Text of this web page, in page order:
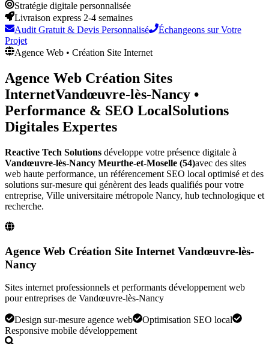
Stratégie digitale personnalisée
Livraison express 2-4 semaines
Audit Gratuit & Devis Personnalisé
Échangeons sur Votre
Projet
Agence Web • Création Site Internet
Agence Web Création Sites
InternetVandœuvre-lès-Nancy •
Performance & SEO LocalSolutions
Digitales Expertes
Reactive Tech Solutions développe votre présence digitale à
Vandœuvre-lès-Nancy Meurthe-et-Moselle (54)avec des sites
web haute performance, un référencement SEO local optimisé et des
solutions sur-mesure qui génèrent des leads qualifiés pour votre
entreprise, Ville universitaire métropole Nancy, hub technologique et
recherche.
Agence Web Création Site Internet Vandœuvre-lès-
Nancy
Sites internet professionnels et performants développement web
pour entreprises de Vandœuvre-lès-Nancy
Design sur-mesure agence web
Optimisation SEO local
Responsive mobile développement